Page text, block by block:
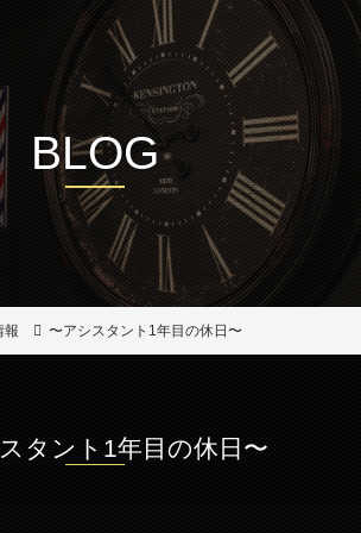
BLOG
ーバーショップ レガロ】- 大阪・福島区の美容室
報 〜アシスタント1年目の休日〜
タント1年目の休日〜